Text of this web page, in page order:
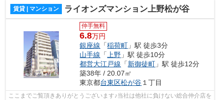
賃貸 | マンション ライオンズマンション上野松が谷
仲手無料
6.8万円
銀座線 「稲荷町 」駅 徒歩3分
山手線 「上野 」駅 徒歩10分
都営大江戸線 「新御徒町 」駅 徒歩12分
築38年 / 20.07㎡
東京都台東区松が谷１丁目
ここまでご覧頂きありがとうございます♪当社は他社に負けない総合仲介店を